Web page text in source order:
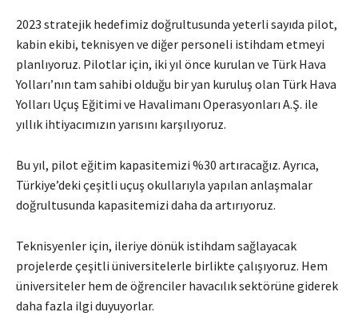
2023 stratejik hedefimiz doğrultusunda yeterli sayıda pilot,
kabin ekibi, teknisyen ve diğer personeli istihdam etmeyi
planlıyoruz. Pilotlar için, iki yıl önce kurulan ve Türk Hava
Yolları’nın tam sahibi olduğu bir yan kuruluş olan Türk Hava
Yolları Uçuş Eğitimi ve Havalimanı Operasyonları A.Ş. ile
yıllık ihtiyacımızın yarısını karşılıyoruz.
Bu yıl, pilot eğitim kapasitemizi %30 artıracağız. Ayrıca,
Türkiye’deki çeşitli uçuş okullarıyla yapılan anlaşmalar
doğrultusunda kapasitemizi daha da artırıyoruz.
Teknisyenler için, ileriye dönük istihdam sağlayacak
projelerde çeşitli üniversitelerle birlikte çalışıyoruz. Hem
üniversiteler hem de öğrenciler havacılık sektörüne giderek
daha fazla ilgi duyuyorlar.